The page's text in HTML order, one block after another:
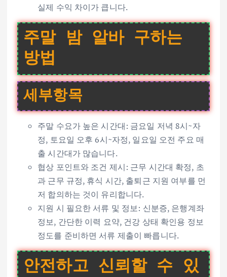
실제 수익 차이가 큽니다.
주말 밤 알바 구하는
방법
세부항목
주말 수요가 높은 시간대: 금요일 저녁 8시~자
정, 토요일 오후 6시~자정, 일요일 오전 주요 매
출 시간대가 많습니다.
협상 포인트와 조건 제시: 근무 시간대 확정, 초
과 근무 규정, 휴식 시간, 출퇴근 지원 여부를 먼
저 합의하는 것이 유리합니다.
지원 시 필요한 서류 및 정보: 신분증, 은행계좌
정보, 간단한 이력 요약, 건강 상태 확인용 정보
정도를 준비하면 서류 제출이 빠릅니다.
안전하고 신뢰할 수 있